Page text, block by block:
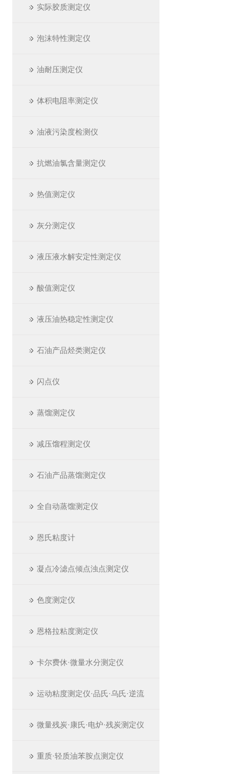
实际胶质测定仪
泡沫特性测定仪
油耐压测定仪
体积电阻率测定仪
油液污染度检测仪
抗燃油氯含量测定仪
热值测定仪
灰分测定仪
液压液水解安定性测定仪
酸值测定仪
液压油热稳定性测定仪
石油产品烃类测定仪
闪点仪
蒸馏测定仪
减压馏程测定仪
石油产品蒸馏测定仪
全自动蒸馏测定仪
恩氏粘度计
凝点冷滤点倾点浊点测定仪
色度测定仪
恩格拉粘度测定仪
卡尔费休·微量水分测定仪
运动粘度测定仪·品氏·乌氏·逆流
微量残炭·康氏·电炉·残炭测定仪
重质·轻质油苯胺点测定仪